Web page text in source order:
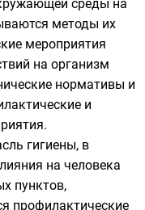
среды на
методы их
мероприятия
на организм
нормативы и
и
гигиены, в
на человека
пунктов,
профилактические